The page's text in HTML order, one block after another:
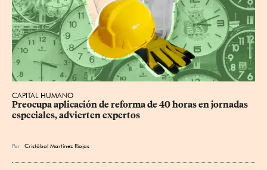
CAPITAL HUMANO
Preocupa aplicación de reforma de 40 horas en jornadas
especiales, advierten expertos
Por Cristóbal Martínez Riojas